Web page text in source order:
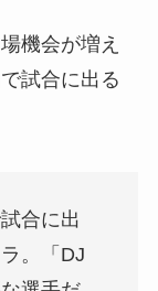
機会が増え
試合に出る
合に出
。「DJ